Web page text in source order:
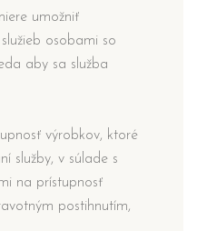
umožniť
osobami so
aby sa služba
výrobkov, ktoré
služby, v súlade s
na prístupnosť
postihnutím,